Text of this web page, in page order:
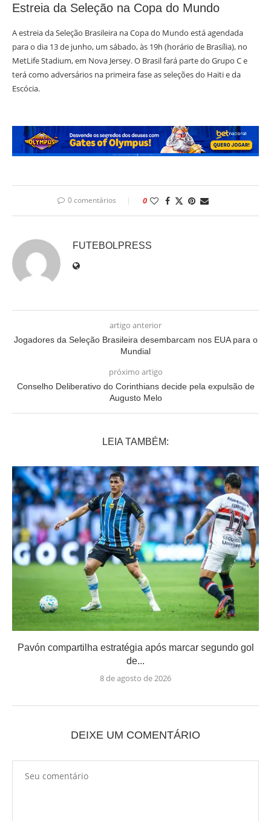
Estreia da Seleção na Copa do Mundo
A estreia da Seleção Brasileira na Copa do Mundo está agendada
para o dia 13 de junho, um sábado, às 19h (horário de Brasília), no
MetLife Stadium, em Nova Jersey. O Brasil fará parte do Grupo C e
terá como adversários na primeira fase as seleções do Haiti e da
Escócia.
0 comentários 0
FUTEBOLPRESS
artigo anterior
Jogadores da Seleção Brasileira desembarcam nos EUA para o
Mundial
próximo artigo
Conselho Deliberativo do Corinthians decide pela expulsão de
Augusto Melo
LEIA TAMBÉM:
Pavón compartilha estratégia após marcar segundo gol
de...
8 de agosto de 2026
DEIXE UM COMENTÁRIO